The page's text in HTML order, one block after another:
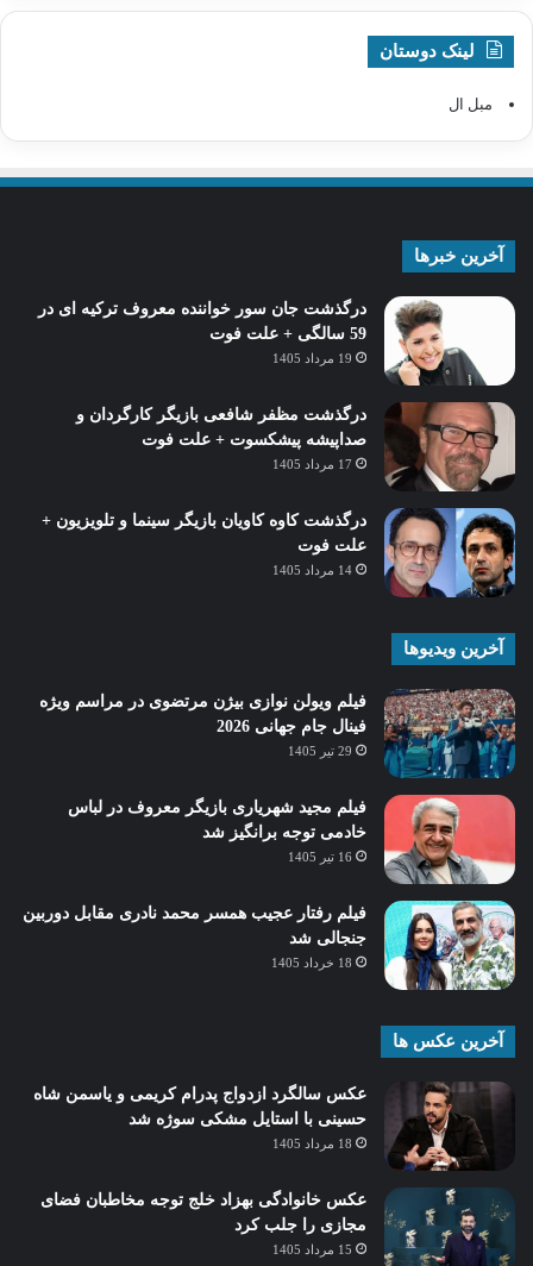
لینک دوستان
مبل ال
آخرین خبرها
درگذشت جان سور خواننده معروف ترکیه ای در
59 سالگی + علت فوت
19 مرداد 1405
درگذشت مظفر شافعی بازیگر کارگردان و
صداپیشه پیشکسوت + علت فوت
17 مرداد 1405
درگذشت کاوه کاویان بازیگر سینما و تلویزیون +
علت فوت
14 مرداد 1405
آخرین ویدیوها
فیلم ویولن نوازی بیژن مرتضوی در مراسم ویژه
فینال جام جهانی 2026
29 تیر 1405
فیلم مجید شهریاری بازیگر معروف در لباس
خادمی توجه برانگیز شد
16 تیر 1405
فیلم رفتار عجیب همسر محمد نادری مقابل دوربین
جنجالی شد
18 خرداد 1405
آخرین عکس ها
عکس سالگرد ازدواج پدرام کریمی و یاسمن شاه‌
حسینی با استایل مشکی سوژه شد
18 مرداد 1405
عکس خانوادگی بهزاد خلج توجه مخاطبان فضای
مجازی را جلب کرد
15 مرداد 1405